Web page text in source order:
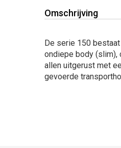
Omschrijving
De serie 150
ondiepe body (slim),
allen uitgerust met
gevoerde